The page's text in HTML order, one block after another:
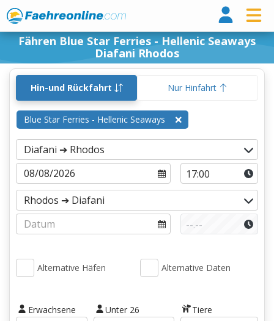
Fähren Blue Star Ferries - Hellenic Seaways
Diafani Rhodos
Hin-und Rückfahrt Nur Hinfahrt
Blue Star Ferries - Hellenic Seaways
Alternative Häfen Alternative Daten
Erwachsene Unter 26 Tiere